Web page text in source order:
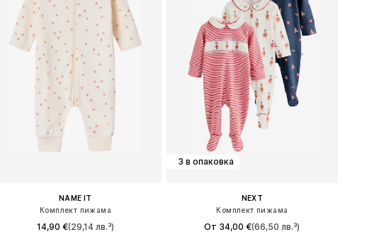
NAME IT
Комплект пижама
14,90 €(29,14 лв.³)
3 в опаковка
NEXT
Комплект пижама
От 34,00 €(66,50 лв.³)